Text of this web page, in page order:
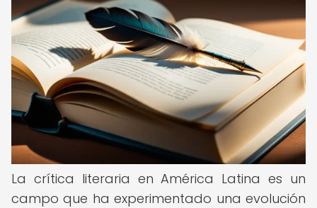
La crítica literaria en América Latina es un
campo que ha experimentado una evolución